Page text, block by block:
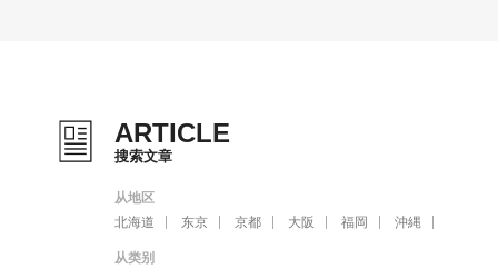
ARTICLE
搜索文章
从地区
北海道
东京 京都 大阪 福岡 沖縄
从类别